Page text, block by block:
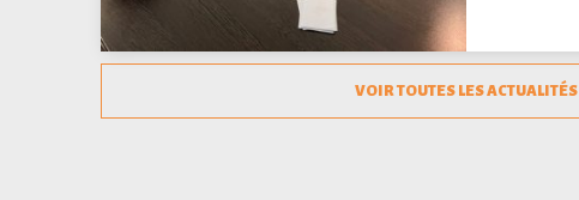
VOIR TOUTES LES ACTUALITÉS